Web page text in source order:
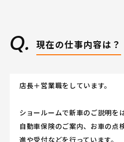
が自慢です。
年間休日は、自動車ディーラー
が良い！
客様に伝わります。
営業スタッフとサービス〈技術
現在の仕事内容は？
店長＋営業職をしています。
ショールームで新車のご説明を
自動車保険のご案内、お車の点
進や受付などを行っています。